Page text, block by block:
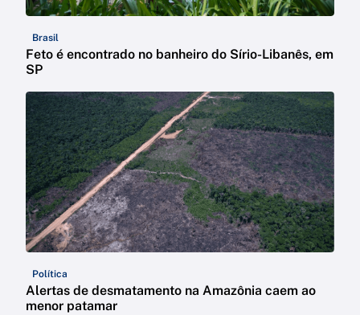
Brasil
Feto é encontrado no banheiro do Sírio-Libanês, em
SP
Política
Alertas de desmatamento na Amazônia caem ao
menor patamar